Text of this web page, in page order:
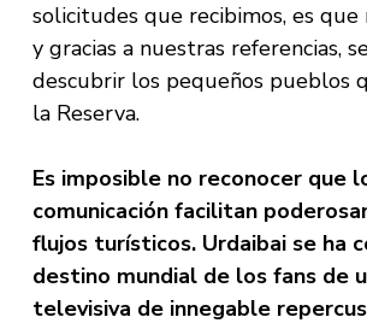
solicitudes que recibimos, es que
y gracias a nuestras referencias,
descubrir los pequeños pueblos
la Reserva.
Es imposible no reconocer que
comunicación facilitan
flujos turísticos. Urdaibai se ha
destino mundial de los fans de
televisiva de innegable